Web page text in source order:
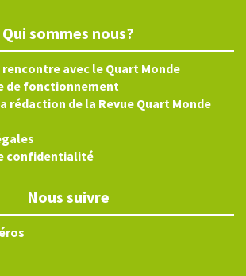
Qui sommes nous?
avec le Quart Monde
de fonctionnement
rédaction de la Revue Quart Monde
confidentialité
Nous suivre